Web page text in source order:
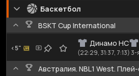
Баскетбол
BSKT Cup International
<5"
Динамо НС
(22:29, 31:37, 7:13)
Австралия. NBL1 West.